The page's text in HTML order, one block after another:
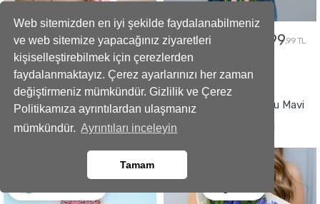
Web sitemizden en iyi şekilde faydalanabilmeniz
ve web sitemize yapacağınız ziyaretleri
kişiselleştirebilmek için çerezlerden
faydalanmaktayız. Çerez ayarlarınızı her zaman
değiştirmeniz mümkündür. Gizlilik ve Çerez
Politikamıza ayrıntılardan ulaşmanız
mümkündür. Ayrıntıları inceleyin
Tamam
5799,99 TL 5299,99 TL
GÖNDER
2799,99 TL 2499,99 TL
GÖNDER
Büyüleyici Anlar Açılış Çelengi
İmza Tasarımlı Kokulu Mavi
Sümbül Buketi